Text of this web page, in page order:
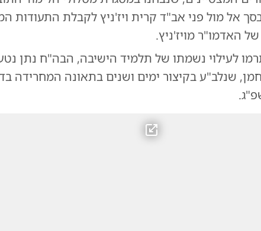
עברו בסך אל מול פני אב"ד קרית ויז'ניץ לקבלת התעודות
האדמו"ר מויז'ניץ.
לעילוי נשמתו של תלמיד הישיבה, הבה"ח נתן נטע
שנלב"ע בקיצור ימים ושנים בתאונה המחרידה